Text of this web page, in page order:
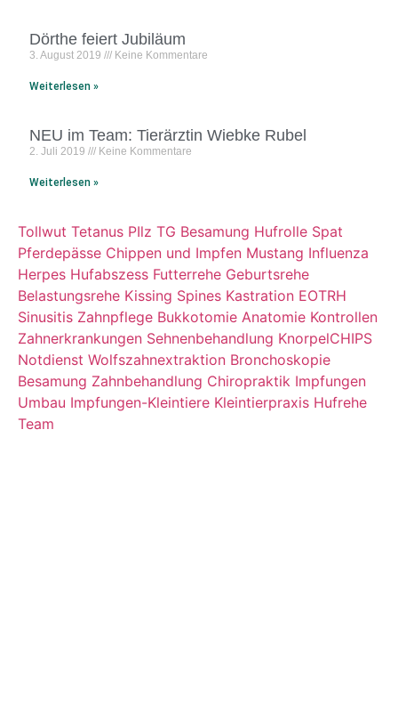
Dörthe feiert Jubiläum
3. August 2019 Keine Kommentare
Weiterlesen »
NEU im Team: Tierärztin Wiebke Rubel
2. Juli 2019 Keine Kommentare
Weiterlesen »
Tollwut Tetanus PIlz TG Besamung Hufrolle Spat
Pferdepässe Chippen und Impfen Mustang Influenza
Herpes Hufabszess Futterrehe Geburtsrehe
Belastungsrehe Kissing Spines Kastration EOTRH
Sinusitis Zahnpflege Bukkotomie Anatomie Kontrollen
Zahnerkrankungen Sehnenbehandlung KnorpelCHIPS
Notdienst Wolfszahnextraktion Bronchoskopie
Besamung Zahnbehandlung Chiropraktik Impfungen
Umbau Impfungen-Kleintiere Kleintierpraxis Hufrehe
Team